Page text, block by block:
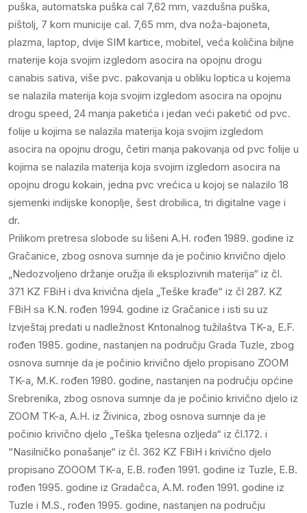
puška, automatska puška cal 7,62 mm, vazdušna puška,
pištolj, 7 kom municije cal. 7,65 mm, dva noža-bajoneta,
plazma, laptop, dvije SIM kartice, mobitel, veća količina biljne
materije koja svojim izgledom asocira na opojnu drogu
canabis sativa, više pvc. pakovanja u obliku loptica u kojema
se nalazila materija koja svojim izgledom asocira na opojnu
drogu speed, 24 manja paketića i jedan veći paketić od pvc.
folije u kojima se nalazila materija koja svojim izgledom
asocira na opojnu drogu, četiri manja pakovanja od pvc folije u
kojima se nalazila materija koja svojim izgledom asocira na
opojnu drogu kokain, jedna pvc vrećica u kojoj se nalazilo 18
sjemenki indijske konoplje, šest drobilica, tri digitalne vage i
dr.
Prilikom pretresa slobode su lišeni A.H. rođen 1989. godine iz
Gračanice, zbog osnova sumnje da je počinio krivično djelo
„Nedozvoljeno držanje oružja ili eksplozivnih materija“ iz čl.
371 KZ FBiH i dva krivična djela „Teške krađe“ iz čl 287. KZ
FBiH sa K.N. rođen 1994. godine iz Gračanice i isti su uz
Izvještaj predati u nadležnost Kntonalnog tužilaštva TK-a, E.F.
rođen 1985. godine, nastanjen na području Grada Tuzle, zbog
osnova sumnje da je počinio krivično djelo propisano ZOOM
TK-a, M.K. rođen 1980. godine, nastanjen na području općine
Srebrenika, zbog osnova sumnje da je počinio krivično djelo iz
ZOOM TK-a, A.H. iz Živinica, zbog osnova sumnje da je
počinio krivično djelo „Teška tjelesna ozljeda“ iz čl.172. i
“Nasilničko ponašanje“ iz čl. 362 KZ FBiH i krivično djelo
propisano ZOOOM TK-a, E.B. rođen 1991. godine iz Tuzle, E.B.
rođen 1995. godine iz Gradačca, A.M. rođen 1991. godine iz
Tuzle i M.S., rođen 1995. godine, nastanjen na području